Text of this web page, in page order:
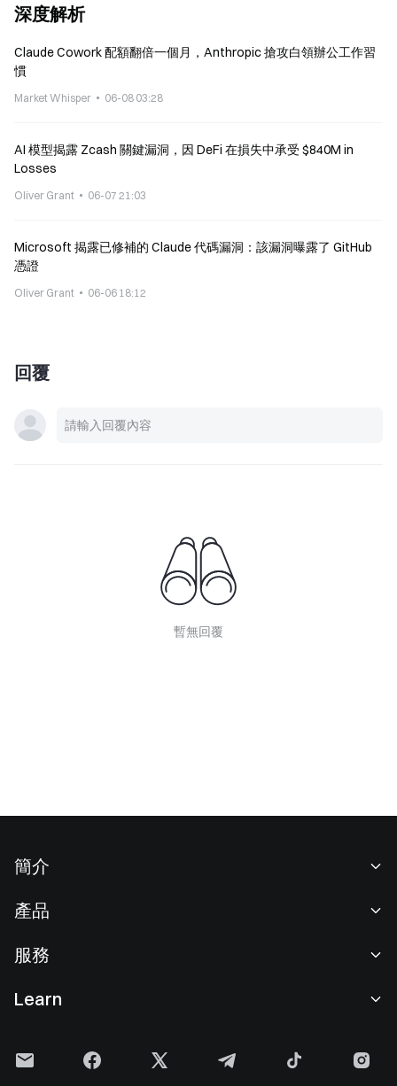
深度解析
Claude Cowork 配額翻倍一個月，Anthropic 搶攻白領辦公工作習
慣
Market Whisper 06-08 03:28
AI 模型揭露 Zcash 關鍵漏洞，因 DeFi 在損失中承受 $840M in
Losses
Oliver Grant 06-07 21:03
Microsoft 揭露已修補的 Claude 代碼漏洞：該漏洞曝露了 GitHub
憑證
Oliver Grant 06-06 18:12
回覆
暫無回覆
簡介
新聞中心
產品
現貨交易
理財中心
服務
Learn
Gate 快訊